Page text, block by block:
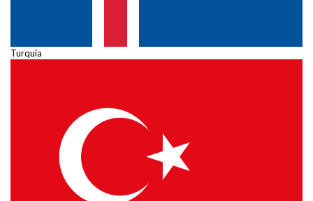
Turquía